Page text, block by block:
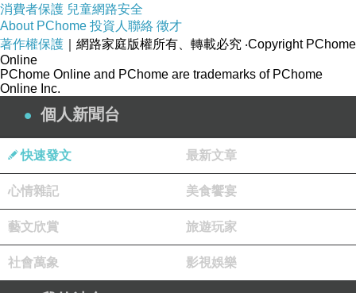
【補述】
消費者保護 兒童網路安全
About PChome 投資人聯絡 徵才
著作權保護 ｜網路家庭版權所有、轉載必究 ‧Copyright PChome
Online
PChome Online and PChome are trademarks of PChome
Online Inc.
個人新聞台
快速發文 最新文章
心情雜記 美食饗宴
藝文欣賞 旅遊玩家
社會萬象 影視娛樂